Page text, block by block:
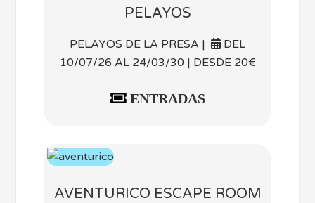
PELAYOS
PELAYOS DE LA PRESA |
DEL
10/07/26 AL 24/03/30 | DESDE 20€
ENTRADAS
AVENTURICO ESCAPE ROOM